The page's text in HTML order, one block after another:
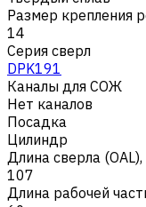
Размер крепления
14
Серия сверл
DPK191
Каналы для СОЖ
Нет каналов
Посадка
Цилиндр
Длина сверла
107
Длина рабочей